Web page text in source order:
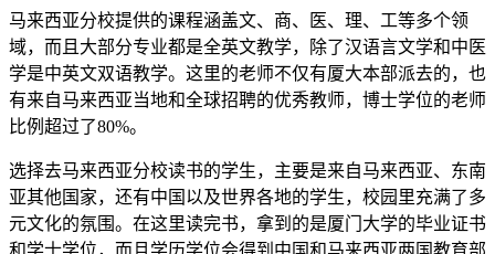
马来西亚分校提供的课程涵盖文、商、医、理、工等多个领
域，而且大部分专业都是全英文教学，除了汉语言文学和中医
学是中英文双语教学。这里的老师不仅有厦大本部派去的，也
有来自马来西亚当地和全球招聘的优秀教师，博士学位的老师
比例超过了80%。
选择去马来西亚分校读书的学生，主要是来自马来西亚、东南
亚其他国家，还有中国以及世界各地的学生，校园里充满了多
元文化的氛围。在这里读完书，拿到的是厦门大学的毕业证书
和学士学位，而且学历学位会得到中国和马来西亚两国教育部